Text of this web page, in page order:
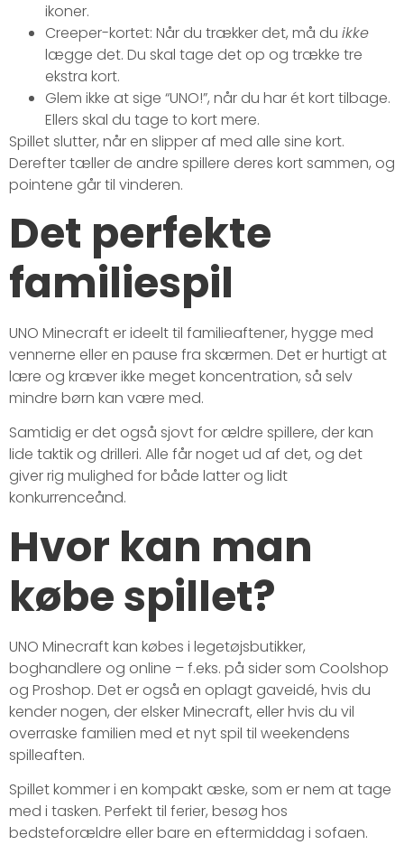
ikoner.
Creeper-kortet: Når du trækker det, må du ikke
lægge det. Du skal tage det op og trække tre
ekstra kort.
Glem ikke at sige “UNO!”, når du har ét kort tilbage.
Ellers skal du tage to kort mere.
Spillet slutter, når en slipper af med alle sine kort.
Derefter tæller de andre spillere deres kort sammen, og
pointene går til vinderen.
Det perfekte
familiespil
UNO Minecraft er ideelt til familieaftener, hygge med
vennerne eller en pause fra skærmen. Det er hurtigt at
lære og kræver ikke meget koncentration, så selv
mindre børn kan være med.
Samtidig er det også sjovt for ældre spillere, der kan
lide taktik og drilleri. Alle får noget ud af det, og det
giver rig mulighed for både latter og lidt
konkurrenceånd.
Hvor kan man
købe spillet?
UNO Minecraft kan købes i legetøjsbutikker,
boghandlere og online – f.eks. på sider som Coolshop
og Proshop. Det er også en oplagt gaveidé, hvis du
kender nogen, der elsker Minecraft, eller hvis du vil
overraske familien med et nyt spil til weekendens
spilleaften.
Spillet kommer i en kompakt æske, som er nem at tage
med i tasken. Perfekt til ferier, besøg hos
bedsteforældre eller bare en eftermiddag i sofaen.